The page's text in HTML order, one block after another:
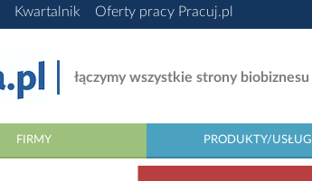
Kwartalnik Oferty pracy Pracuj.pl
łączymy wszystkie strony biobiznesu
FIRMY PRODUKTY/USŁUGI